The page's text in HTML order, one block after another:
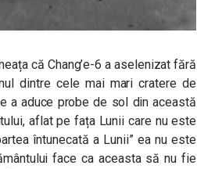
că Chang’e-6 a aselenizat fără
dintre cele mai mari cratere de
a aduce probe de sol din această
aflat pe fața Lunii care nu este
întunecată a Lunii” ea nu este
face ca aceasta să nu fie